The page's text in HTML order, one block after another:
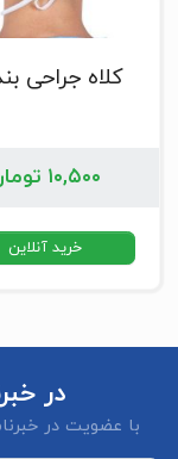
کلاه جراحی
۱۰,۵۰۰
خرید آنلاین
در
با عضویت در